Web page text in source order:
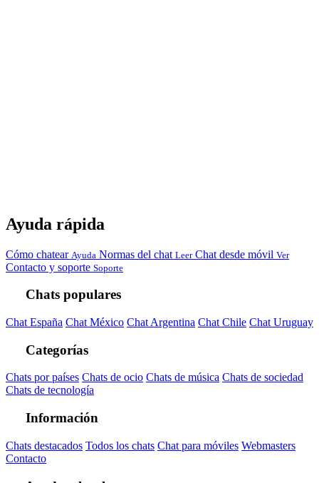
Ayuda rápida
Cómo chatear Ayuda Normas del chat Leer Chat desde móvil Ver
Contacto y soporte Soporte
Chats populares
Chat España Chat México Chat Argentina Chat Chile Chat Uruguay
Categorías
Chats por países Chats de ocio Chats de música Chats de sociedad
Chats de tecnología
Información
Chats destacados Todos los chats Chat para móviles Webmasters
Contacto